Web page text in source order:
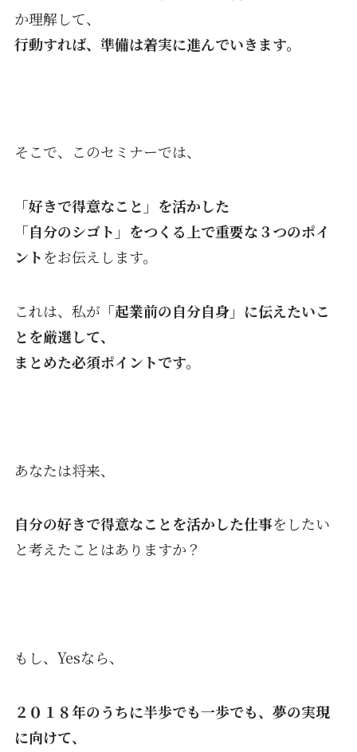
か理解して、
行動すれば、準備は着実に進んでいきます。
そこで、このセミナーでは、
「好きで得意なこと」を活かした
「自分のシゴト」をつくる上で重要な３つのポイ
ントをお伝えします。
これは、私が「起業前の自分自身」に伝えたいこ
とを厳選して、
まとめた必須ポイントです。
あなたは将来、
自分の好きで得意なことを活かした仕事をしたい
と考えたことはありますか？
もし、Yesなら、
２０１８年のうちに半歩でも一歩でも、夢の実現
に向けて、